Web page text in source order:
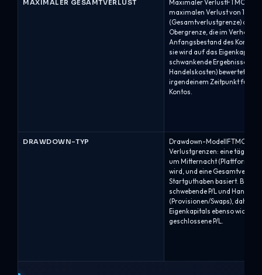
MAXIMALER GESAMTVERLUST
Maximaler VerlustFTMO
maximalen Verlust von 10%
(Gesamtverlustgrenze) an.
Obergrenze, die im
Anfangsbestand des Kontos
sie wird auf das Eigenkapital
schwankende Ergebnisse,
Handelskosten) bewertet. Ein
irgendeinem Zeitpunkt führt
Kontos.
DRAWDOWN-TYP
Drawdown-ModellFTMO
Verlustgrenzen: eine tägliche
um Mitternacht
wird, und eine
Startguthaben basiert. Beide
schwebende P/L und
(Provisionen/Swaps), daher
Eigenkapitals ebenso wichtig
geschlossene P/L.